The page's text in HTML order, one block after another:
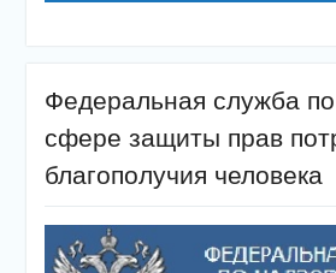
Федеральная служба
сфере защиты прав
благополучия человека